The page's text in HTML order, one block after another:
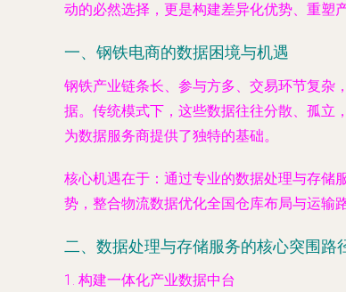
动的必然选择，更是构建差异化优势、重塑
一、钢铁电商的数据困境与机遇
钢铁产业链条长、参与方多、交易环节复杂
据。传统模式下，这些数据往往分散、孤立
为数据服务商提供了独特的基础。
核心机遇在于 ：通过专业的数据处理与存
势，整合物流数据优化全国仓库布局与运输
二、数据处理与存储服务的核心突围路
1. 构建一体化产业数据中台